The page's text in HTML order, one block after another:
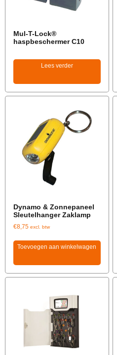
Mul-T-Lock®
haspbeschermer C10
Lees verder
Dynamo & Zonnepaneel
Sleutelhanger Zaklamp
€8,75 excl. btw
Toevoegen aan winkelwagen